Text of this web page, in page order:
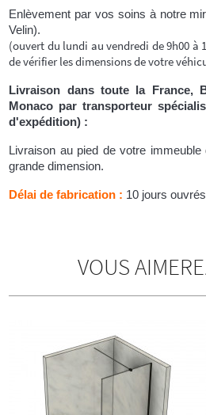
Enlèvement par vos soins à notre
Velin).
(ouvert du lundi au vendredi de 9h00 à
de vérifierles dimensions de votre
Livraison dans toute la France,
Monaco par transporteur
d'expédition) :
Livraison au pied de votre
grande dimension.
Délai de fabrication : 10 jours
VOUS